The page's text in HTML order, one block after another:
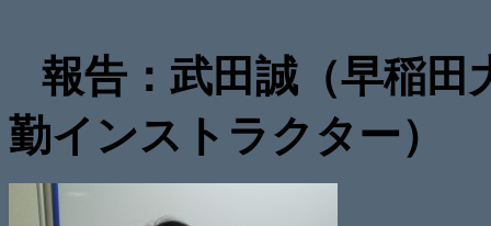
報告：武田誠（早稲
勤インストラクター）